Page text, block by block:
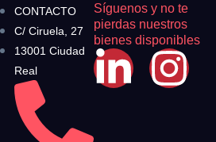
CONTACTO
C/ Ciruela, 27
13001 Ciudad
Real
Síguenos y no te
pierdas nuestros
bienes disponibles